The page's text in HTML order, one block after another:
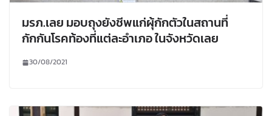
มรภ.เลย มอบถุงยังชีพแก่ผุ้กักตัวในสถานที่
กักกันโรคท้องที่แต่ละอำเภอ ในจังหวัดเลย
30/08/2021